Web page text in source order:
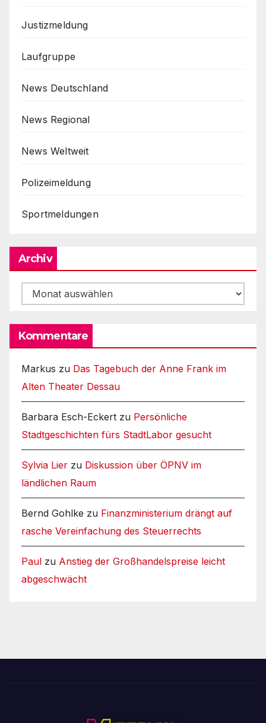
Justizmeldung
Laufgruppe
News Deutschland
News Regional
News Weltweit
Polizeimeldung
Sportmeldungen
Archiv
Archiv
Kommentare
Markus zu Das Tagebuch der Anne Frank im
Alten Theater Dessau
Barbara Esch-Eckert zu Persönliche
Stadtgeschichten fürs StadtLabor gesucht
Sylvia Lier zu Diskussion über ÖPNV im
ländlichen Raum
Bernd Gohlke zu Finanzministerium drängt auf
rasche Vereinfachung des Steuerrechts
Paul zu Anstieg der Großhandelspreise leicht
abgeschwächt